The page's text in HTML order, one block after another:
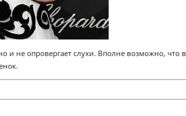
и не опровергает слухи. Вполне возможно, что в